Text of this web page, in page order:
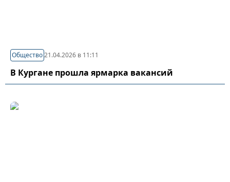
Общество21.04.2026 в 11:11
В Кургане прошла ярмарка вакансий